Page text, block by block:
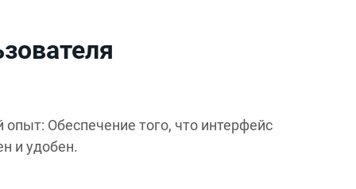
опыт: Обеспечение того, что интерфейс
и удобен.